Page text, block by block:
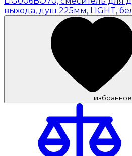
избранное